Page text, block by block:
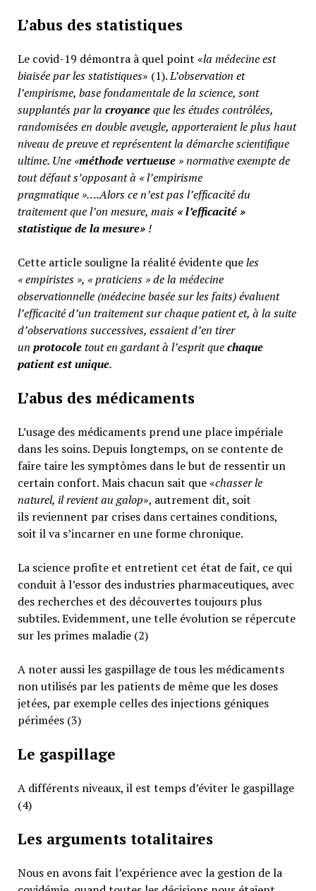
L’abus des statistiques
Le covid-19 démontra à quel point «la médecine est
biaisée par les statistiques» (1).L’observation et
l’empirisme, base fondamentale de la science, sont
supplantés par la croyanceque les études contrôlées,
randomisées en double aveugle, apporteraient le plus haut
niveau de preuve et représentent la démarche scientifique
ultime. Une «méthode vertueuse» normative exempte de
tout défaut s’opposant à « l’empirisme
pragmatique »….Alors ce n’est pas l’efficacité du
traitement que l’on mesure, mais «l’efficacité »
statistique de la mesure» !
Cette article souligne la réalité évidente queles
« empiristes », « praticiens » de la médecine
observationnelle (médecine basée sur les faits) évaluent
l’efficacité d’un traitement sur chaque patient et, à la suite
d’observations successives, essaient d’en tirer
un protocoletout en gardant à l’esprit quechaque
patient est unique.
L’abus des médicaments
L’usage des médicaments prend une place impériale
dans les soins. Depuis longtemps, on se contente de
faire taire les symptômes dans le but de ressentir un
certain confort. Mais chacun sait que «chasser le
naturel, il revient au galop», autrement dit, soit
ils reviennent par crises dans certaines conditions,
soit il va s’incarner en une forme chronique.
La science profite et entretient cet état de fait, ce qui
conduit à l’essor des industries pharmaceutiques, avec
des recherches et des découvertes toujours plus
subtiles. Evidemment, une telle évolution se répercute
sur les primes maladie (2)
A noter aussi les gaspillage de tous les médicaments
non utilisés par les patients de même que les doses
jetées, par exemple celles des injections géniques
périmées (3)
Le gaspillage
A différents niveaux, il est temps d’éviter le gaspillage
(4)
Les arguments totalitaires
Nous en avons fait l’expérience avec la gestion de la